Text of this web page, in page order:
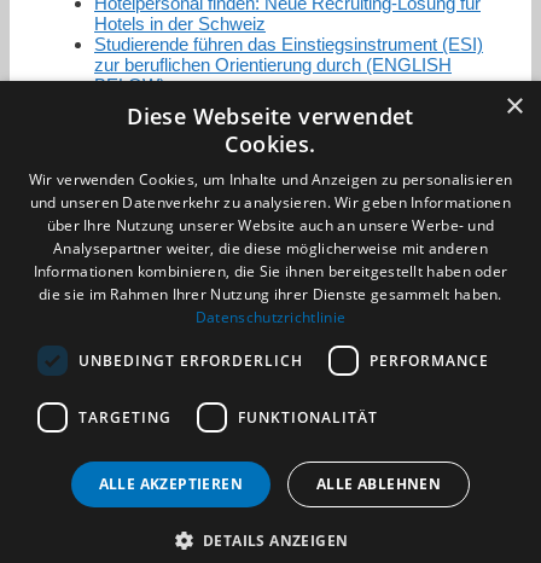
Hotels in der Schweiz
Studierende führen das Einstiegsinstrument (ESI)
zur beruflichen Orientierung durch (ENGLISH
BELOW)
Zertifizierung / Mitgliedschaften
Datenschutzerklärung
Benachrichtigungsservice
Kontakt und Anfahrt
(c) 2026 TALENTBRÜCKE GmbH & Co. KG
×
Diese Webseite verwendet
Cookies.
Wir verwenden Cookies, um Inhalte und Anzeigen zu personalisieren
und unseren Datenverkehr zu analysieren. Wir geben Informationen
über Ihre Nutzung unserer Website auch an unsere Werbe- und
Analysepartner weiter, die diese möglicherweise mit anderen
Informationen kombinieren, die Sie ihnen bereitgestellt haben oder
die sie im Rahmen Ihrer Nutzung ihrer Dienste gesammelt haben.
Datenschutzrichtlinie
UNBEDINGT ERFORDERLICH PERFORMANCE
TARGETING FUNKTIONALITÄT
ALLE AKZEPTIEREN ALLE ABLEHNEN
DETAILS ANZEIGEN